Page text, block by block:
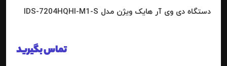
دستگاه دی وی آر هایک ویژن مدل IDS-7204HQHI-M1-S
تماس بگیرید